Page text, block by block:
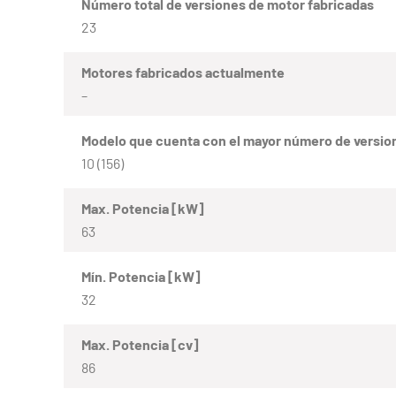
Número total de versiones de motor fabricadas
23
Motores fabricados actualmente
–
Modelo que cuenta con el mayor número de
10 (156)
Max. Potencia [kW]
63
Mín. Potencia [kW]
32
Max. Potencia [cv]
86